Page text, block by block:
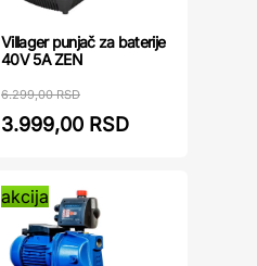
Villager punjač za baterije
40V 5A ZEN
6.299,00 RSD
3.999,00 RSD
akcija